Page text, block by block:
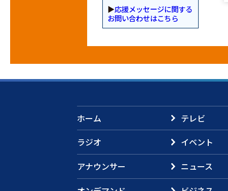
▶応援メッセージに関する
お問い合わせはこちら
ホーム
テレビ
ラジオ
イベント
アナウンサー
ニュース